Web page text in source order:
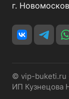
г.
© vip-buketi.ru
ИП Кузнецова